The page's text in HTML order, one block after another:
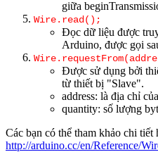
giữa
Wire.read();
Đọc dữ liệu được
Arduino, được gọi
Được sử dụng bởi
từ thiết bị "Slave".
address: là địa chỉ
quantity: số lượng
Các bạn có thể tham khảo chi tiết
http://arduino.cc/en/Reference/